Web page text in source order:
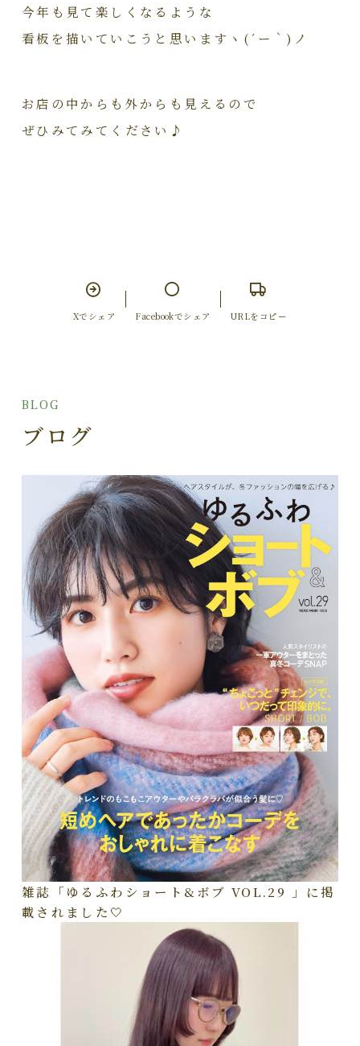
今年も見て楽しくなるような
看板を描いていこうと思いますヽ(´ー｀)ノ
お店の中からも外からも見えるので
ぜひみてみてください♪
Xでシェア Facebookでシェア URLをコピー
BLOG
ブログ
雑誌「ゆるふわショート&ボブ VOL.29 」に掲
載されました🤍